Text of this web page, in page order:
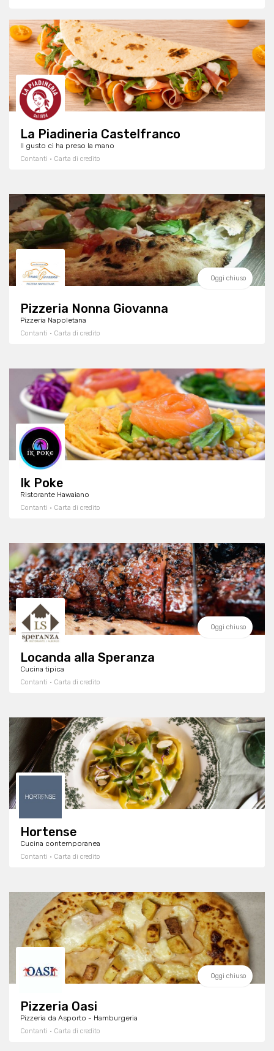
La Piadineria Castelfranco
Il gusto ci ha preso la mano
Contanti · Carta di credito
Oggi chiuso
Pizzeria Nonna Giovanna
Pizzeria Napoletana
Contanti · Carta di credito
Ik Poke
Ristorante Hawaiano
Contanti · Carta di credito
Oggi chiuso
Locanda alla Speranza
Cucina tipica
Contanti · Carta di credito
Hortense
Cucina contemporanea
Contanti · Carta di credito
Oggi chiuso
Pizzeria Oasi
Pizzeria da Asporto - Hamburgeria
Contanti · Carta di credito